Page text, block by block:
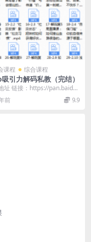
课程 综合课程
引力解码私教（完结）
址 链接：https://pan.baidu.
1lH_rXZd...
前 9.9